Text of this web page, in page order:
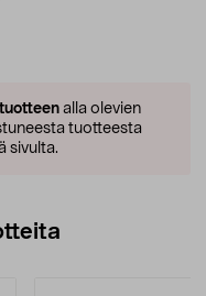
alla olevien
tuotteesta
sivulta.